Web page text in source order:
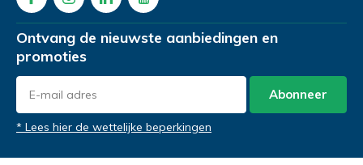
Ontvang de nieuwste aanbiedingen en
promoties
Abonneer
* Lees hier de wettelijke beperkingen
Emailadres*
Telefoonnummer
Emailadres*
Telefoonnummer
Product Naam*